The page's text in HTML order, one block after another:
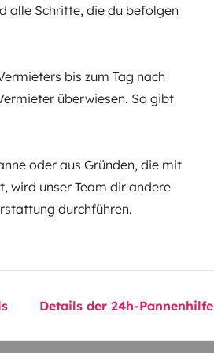
alle Schritte, die du befolgen
bis zum Tag nach
überwiesen. So gibt
oder aus Gründen, die mit
wird unser Team dir andere
durchführen.
Details der 24h-Pannenhilfe